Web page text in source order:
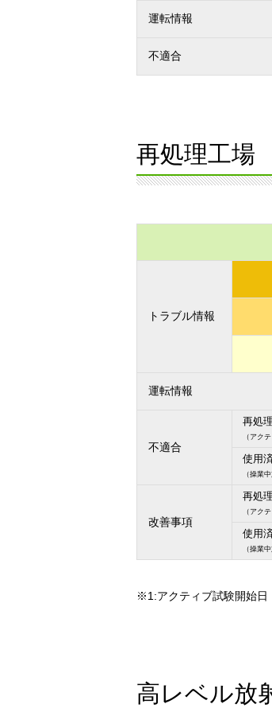
運転情報
不適合
再処理工場
トラブル情報
運転情報
不適合
再処
（アク
使用
（操業中
改善事項
再処
（アク
使用
（操業中
※1:アクティブ試験開始日
高レベル放